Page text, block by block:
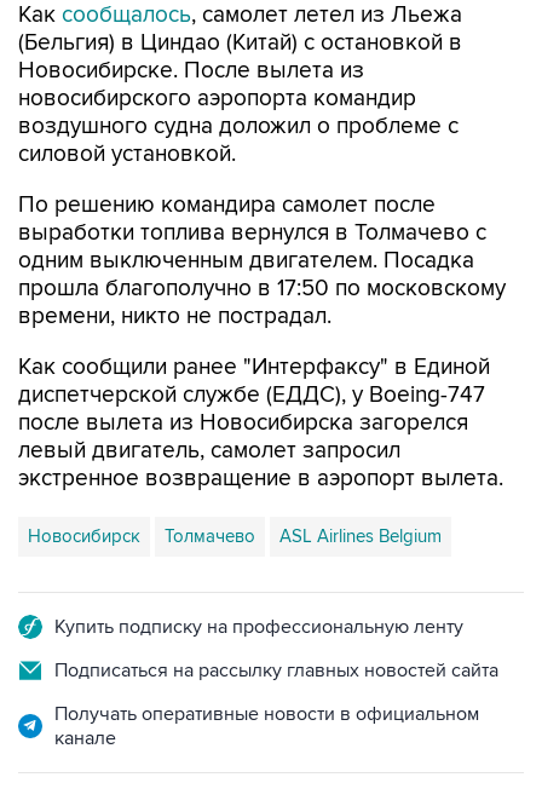
Как сообщалось, самолет летел из Льежа
(Бельгия) в Циндао (Китай) с остановкой в
Новосибирске. После вылета из
новосибирского аэропорта командир
воздушного судна доложил о проблеме с
силовой установкой.
По решению командира самолет после
выработки топлива вернулся в Толмачево с
одним выключенным двигателем. Посадка
прошла благополучно в 17:50 по московскому
времени, никто не пострадал.
Как сообщили ранее "Интерфаксу" в Единой
диспетчерской службе (ЕДДС), у Boeing-747
после вылета из Новосибирска загорелся
левый двигатель, самолет запросил
экстренное возвращение в аэропорт вылета.
Новосибирск Толмачево ASL Airlines Belgium
Купить подписку на профессиональную ленту
Подписаться на рассылку главных новостей сайта
Получать оперативные новости в официальном
канале